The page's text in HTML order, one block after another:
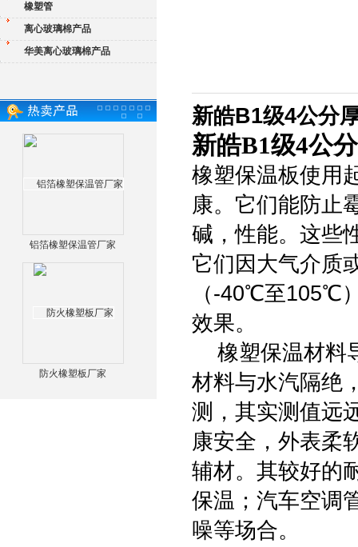
橡塑管
离心玻璃棉产品
华美离心玻璃棉产品
铝箔橡塑保温管厂家
防火橡塑板厂家
新皓B1级4公分
新皓B1级4公
橡塑保温板使用
康。它们能防止
碱，性能。这些
它们因大气介质
（-40℃至105℃
效果。
橡塑保温材料
材料与水汽隔绝
测，其实测值远
康安全，外表柔
辅材。其较好的
保温；汽车空调
噪等场合。